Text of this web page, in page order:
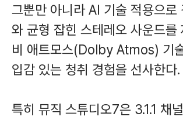
그뿐만 아니라 AI 기술 적용으로
와 균형 잡힌 스테레오 사운드를
비 애트모스(Dolby Atmos) 기
입감 있는 청취 경험을 선사한다.
특히 뮤직 스튜디오7은 3.1.1 채